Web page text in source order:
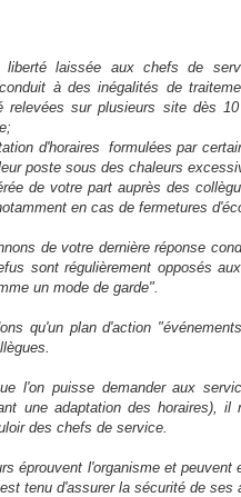
laissée aux chefs de
à des inégalités de
relevées sur plusieurs site dès
d'horaires formulées par
poste sous des chaleurs
de votre part auprès des
en cas de fermetures
de votre dernière réponse
sont régulièrement opposés
un mode de garde".
qu'un plan d'action
l'on puisse demander aux
une adaptation des horaires),
des chefs de service.
éprouvent l'organisme et
tenu d'assurer la sécurité de ses